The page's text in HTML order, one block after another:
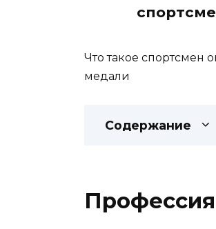
Что такое спортсмен
медали
Содержание